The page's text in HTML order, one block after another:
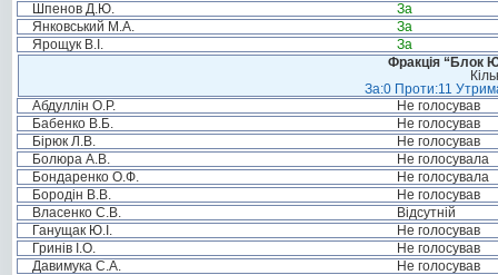
Шпенов Д.Ю.
За
Янковський М.А.
За
Ярощук В.І.
За
Фракція “Блок
За:0 Проти:11
Абдуллін О.Р.
Не голосував
Бабенко В.Б.
Не голосував
Бірюк Л.В.
Не голосував
Болюра А.В.
Не голосувала
Бондаренко О.Ф.
Не голосувала
Бородін В.В.
Не голосував
Власенко С.В.
Відсутній
Ганущак Ю.І.
Не голосував
Гринів І.О.
Не голосував
Давимука С.А.
Не голосував